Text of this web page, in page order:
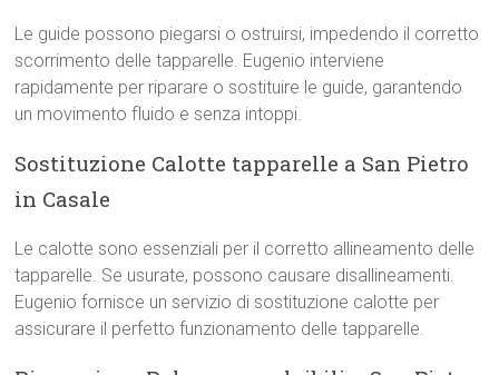
Le guide possono piegarsi o ostruirsi, impedendo il corretto
scorrimento delle tapparelle. Eugenio interviene
rapidamente per riparare o sostituire le guide, garantendo
un movimento fluido e senza intoppi.
Sostituzione Calotte tapparelle a San Pietro
in Casale
Le calotte sono essenziali per il corretto allineamento delle
tapparelle. Se usurate, possono causare disallineamenti.
Eugenio fornisce un servizio di sostituzione calotte per
assicurare il perfetto funzionamento delle tapparelle.